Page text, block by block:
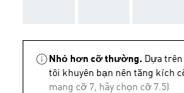
Nhỏ hơn cỡ thường. Dựa
tôi khuyên bạn nên tăng kích
mang cỡ 7, hãy chọn cỡ 7.5)